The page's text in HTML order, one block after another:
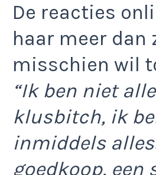
De reacties
haar meer dan
misschien wil
“Ik ben niet
klusbitch, ik
inmiddels
goedkoop, een